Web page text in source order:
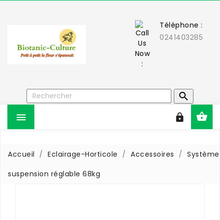
Téléphone :
0241403285



Accueil Eclairage-Horticole Accessoires
Système
suspension réglable 68kg